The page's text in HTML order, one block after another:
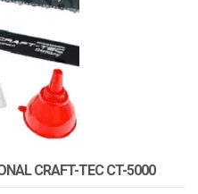
CRAFT-TEC CT-5000